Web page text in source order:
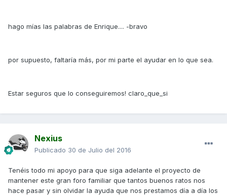
hago mías las palabras de Enrique.... -bravo
por supuesto, faltaría más, por mi parte el ayudar en lo que sea.
Estar seguros que lo conseguiremos! claro_que_si
Nexius
Publicado 30 de Julio del 2016
Tenéis todo mi apoyo para que siga adelante el proyecto de
mantener este gran foro familiar que tantos buenos ratos nos
hace pasar y sin olvidar la ayuda que nos prestamos día a día los